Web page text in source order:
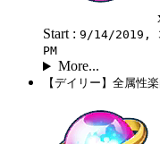
Start : 9/14/2019,
PM
More...
【デイリー】全属性